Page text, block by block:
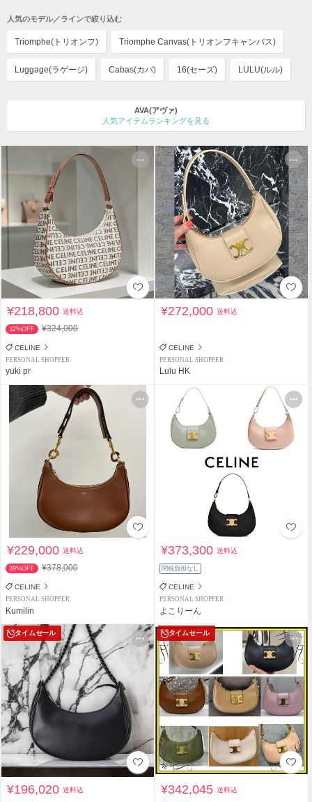
人気のモデル／ラインで絞り込む
Triomphe(トリオンフ) Triomphe Canvas(トリオンフキャンバス)
Luggage(ラゲージ) Cabas(カバ) 16(セーズ) LULU(ルル)
AVA(アヴァ)
人気アイテムランキングを見る
¥218,800送料込
32%OFF ¥324,000
CELINE
PERSONAL SHOPPER
yuki pr
¥272,000送料込
CELINE
PERSONAL SHOPPER
Lulu HK
¥229,000送料込
39%OFF ¥378,000
CELINE
PERSONAL SHOPPER
Kumilin
¥373,300送料込
関税負担なし
CELINE
PERSONAL SHOPPER
よこりーん
タイムセール
¥196,020送料込
タイムセール
¥342,045送料込